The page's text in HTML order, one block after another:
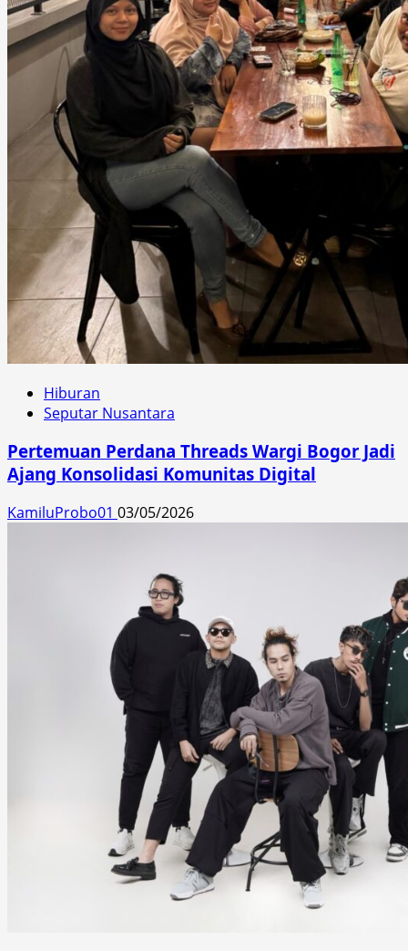
Hiburan
Seputar Nusantara
Pertemuan Perdana Threads Wargi Bogor Jadi
Ajang Konsolidasi Komunitas Digital
KamiluProbo01 03/05/2026